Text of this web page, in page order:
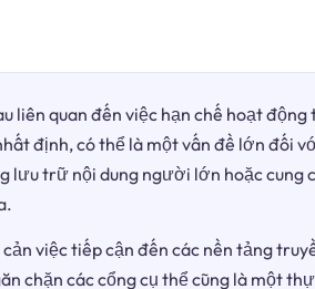
liên quan đến việc hạn chế hoạt
định, có thể là một vấn đề lớn đối
lưu trữ nội dung người lớn hoặc cung
việc tiếp cận đến các nền tảng
chặn các cổng cụ thể cũng là một